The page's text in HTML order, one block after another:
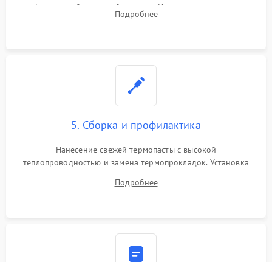
инфракрасной паяльной станции. Прошивка микросхемы
BIOS или замена поврежденных портов USB
Подробнее
5. Сборка и профилактика
Нанесение свежей термопасты с высокой
теплопроводностью и замена термопрокладок. Установка
шлейфов, модулей памяти и накопителей. Предварительная
Подробнее